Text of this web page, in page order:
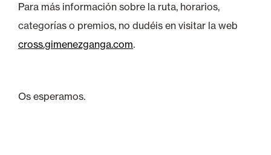
Para más información sobre la ruta, horarios,
categorías o premios, no dudéis en visitar la web
cross.gimenezganga.com.
Os esperamos.